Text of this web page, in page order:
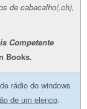
de cabecalho(.ch),
Competente
Books.
rádio do windows
de um elenco.